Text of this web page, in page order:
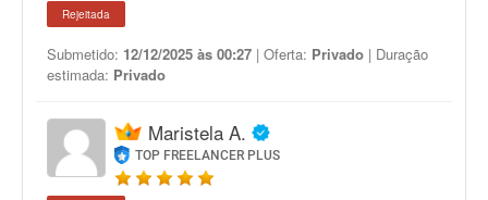
Rejeitada
Submetido: 12/12/2025 às 00:27 | Oferta: Privado | Duração
estimada: Privado
Maristela A.
TOP FREELANCER PLUS